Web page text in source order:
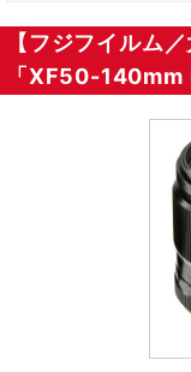
【フジフイルム
「XF50-140mm